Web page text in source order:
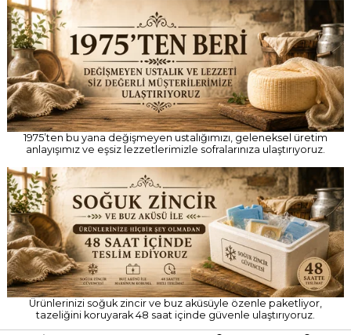
1975’ten bu yana değişmeyen ustalığımızı, geleneksel üretim
anlayışımız ve eşsiz lezzetlerimizle sofralarınıza ulaştırıyoruz.
Ürünlerinizi soğuk zincir ve buz aküsüyle özenle paketliyor,
tazeliğini koruyarak 48 saat içinde güvenle ulaştırıyoruz.